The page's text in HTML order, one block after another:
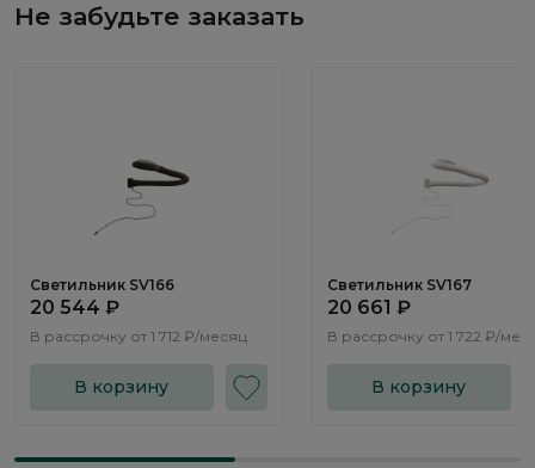
Не забудьте заказать
Светильник SV166
20 544 ₽
В рассрочку от 1 712 ₽/месяц
В корзину
Светильник SV167
20 661 ₽
В рассрочку от 1 722 ₽/
В корзину